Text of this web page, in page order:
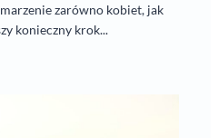
zarówno kobiet, jak
konieczny krok...